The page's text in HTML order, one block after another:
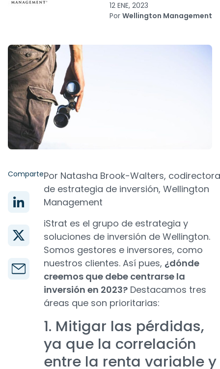
12 ENE, 2023
Por Wellington Management
CompartePor Natasha Brook-Walters, codirectora
de estrategia de inversión, Wellington
Management
iStrat es el grupo de estrategia y
soluciones de inversión de Wellington.
Somos gestores e inversores, como
nuestros clientes. Así pues, ¿dónde
creemos que debe centrarse la
inversión en 2023? Destacamos tres
áreas que son prioritarias:
1. Mitigar las pérdidas,
ya que la correlación
entre la renta variable y